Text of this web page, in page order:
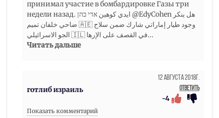
принимал участие в бомбардировке Газы три
недели назад. ايدي كوهين אדי כהן @EdyCohen هل ينكر
ضاحي خلفان تميم 🇦🇪 وجود طيار إماراتي شارك ضمن سلاح
الجو الاسرائيلي 🇮🇱 في القصف على الإرها...
Читать дальше
готлиб израиль
12 Августа 2018г.
Ответить
-4
Показать комментарий